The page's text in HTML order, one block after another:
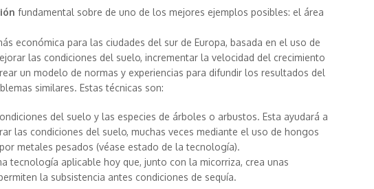
fundamental sobre de uno de los mejores ejemplos posibles: el área
económica para las ciudades del sur de Europa, basada en el uso de
las condiciones del suelo, incrementar la velocidad del crecimiento
un modelo de normas y experiencias para difundir los resultados del
similares. Estas técnicas son:
del suelo y las especies de árboles o arbustos. Esta ayudará a
las condiciones del suelo, muchas veces mediante el uso de hongos
metales pesados (véase estado de la tecnología).
tecnología aplicable hoy que, junto con la micorriza, crea unas
la subsistencia antes condiciones de sequía.